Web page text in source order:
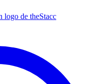
logo de theStacc